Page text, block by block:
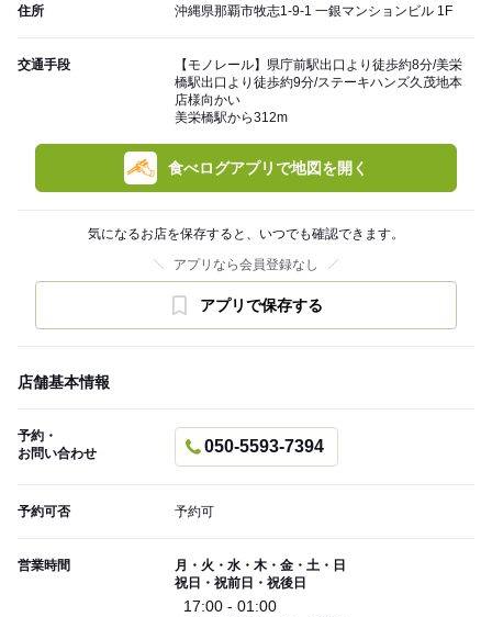
住所 沖縄県那覇市牧志1-9-1 一銀マンションビル 1F
交通手段
【モノレール】県庁前駅出口より徒歩約8分/美栄
橋駅出口より徒歩約9分/ステーキハンズ久茂地本
店様向かい
美栄橋駅から312m
食べログアプリで地図を開く
気になるお店を保存すると、いつでも確認できます。
アプリなら会員登録なし
アプリで保存する
店舗基本情報
予約・
お問い合わせ
050-5593-7394
予約可否 予約可
営業時間
月・火・水・木・金・土・日
祝日・祝前日・祝後日
17:00 - 01:00